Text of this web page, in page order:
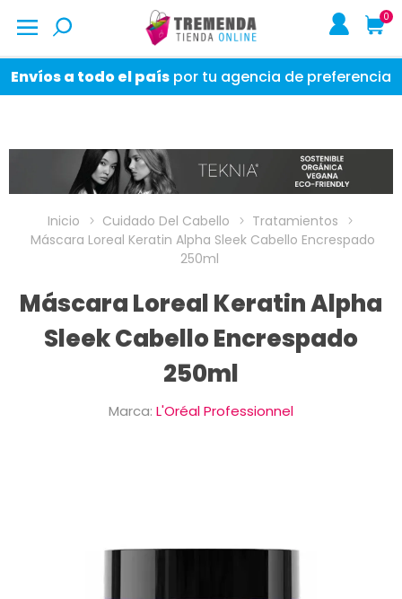
0
Envíos a todo el país por tu agencia de preferencia
Inicio Cuidado Del Cabello
Tratamientos
Máscara Loreal Keratin Alpha Sleek Cabello Encrespado
250ml
Máscara Loreal Keratin Alpha
Sleek Cabello Encrespado
250ml
Marca: L'Oréal Professionnel